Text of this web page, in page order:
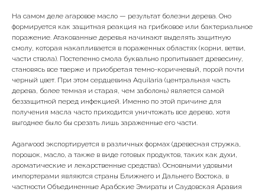
На самом деле агаровое масло — результат болезни дерева. Оно
формируется как защитная реакция на грибковое или бактериальное
поражение. Атакованные деревья начинают выделять защитную
смолу, которая накапливается в пораженных областях (корни, ветви,
части ствола). Постепенно смола буквально пропитывает древесину,
становясь все тверже и приобретая темно-коричневый, порой почти
черный цвет. При этом сердцевина Aquilaria (центральная часть
дерева, более темная и старая, чем заболонь) является самой
беззащитной перед инфекцией. Именно по этой причине для
получения масла часто приходится уничтожать все дерево, хотя
выгоднее было бы срезать лишь зараженные его части.
Agarwood экспортируется в различных формах (древесная стружка,
порошок, масло, а также в виде готовых продуктов, таких как духи,
ароматические и лекарственные средства). Основными удовыми
импортерами являются страны Ближнего и Дальнего Востока, в
частности Объединенные Арабские Эмираты и Саудовская Аравия